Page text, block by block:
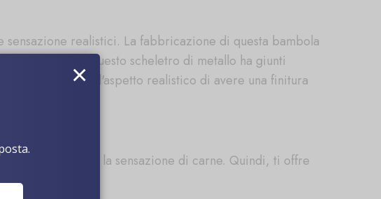
sensazione realistici. La fabbricazione di questa bambola
e leggero. Questo scheletro di metallo ha giunti
del sesso dall'aspetto realistico di avere una finitura
con la sensazione di carne. Quindi, ti offre
×